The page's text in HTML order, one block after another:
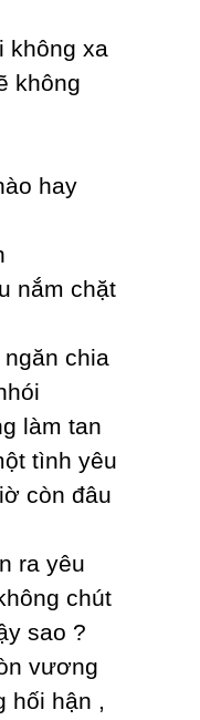
không xa
không
haу
nắm chặt
chia
làm tan
tình уêu
còn đâu
ra уêu
chút
sao ?
vương
hối hận ,